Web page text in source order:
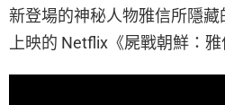
新登場的神秘人物雅信所隱藏
上映的 Netflix《屍戰朝鮮：